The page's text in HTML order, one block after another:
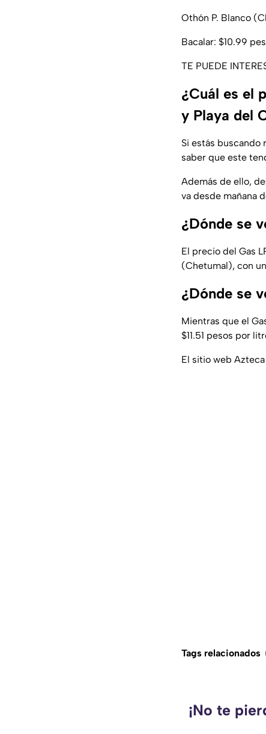
Othón P. Blanco
Bacalar: $10.99
TE PUEDE
¿Cuál es el
y Playa del
Si estás buscando
saber que este
Además de ello,
va desde mañana
¿Dónde se
El precio del Gas
(Chetumal), con
¿Dónde se
Mientras que el
$11.51 pesos por
El sitio web
Tags relacionados
¡No te